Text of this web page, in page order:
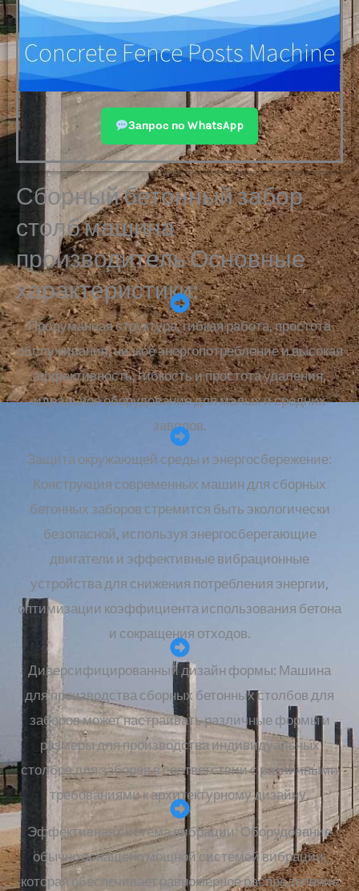
Запрос по WhatsApp
Сборный бетонный забор
столб машина
производитель Основные
характеристики:
Продуманная структура, гибкая работа, простота
обслуживания, низкое энергопотребление и высокая
эффективность, гибкость и простота удаления,
идеальное оборудование для малых и средних
заводов.
Защита окружающей среды и энергосбережение:
Конструкция современных машин для сборных
бетонных заборов стремится быть экологически
безопасной, используя энергосберегающие
двигатели и эффективные вибрационные
устройства для снижения потребления энергии,
оптимизации коэффициента использования бетона
и сокращения отходов.
Диверсифицированный дизайн формы: Машина
для производства сборных бетонных столбов для
заборов может настраивать различные формы и
размеры для производства индивидуальных
столбов для заборов в соответствии с различными
требованиями к архитектурному дизайну.
Эффективная система вибрации: Оборудование
обычно оснащено мощной системой вибрации,
которая обеспечивает равномерное распределение